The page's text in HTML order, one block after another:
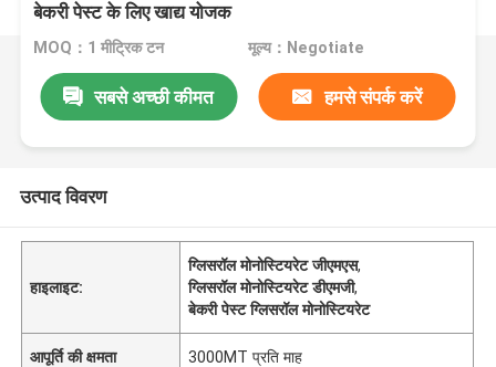
बेकरी पेस्ट के लिए खाद्य योजक
MOQ：1 मीट्रिक टन मूल्य：Negotiate
सबसे अच्छी कीमत हमसे संपर्क करें
उत्पाद विवरण
हाइलाइट:
ग्लिसरॉल मोनोस्टियरेट जीएमएस,
ग्लिसरॉल मोनोस्टियरेट डीएमजी,
बेकरी पेस्ट ग्लिसरॉल मोनोस्टियरेट
आपूर्ति की क्षमता 3000MT प्रति माह